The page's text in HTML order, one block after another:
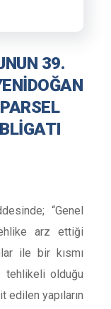
39.
“Genel
arz ettiği
ile bir kısmı
tehlikeli olduğu
edilen yapıların